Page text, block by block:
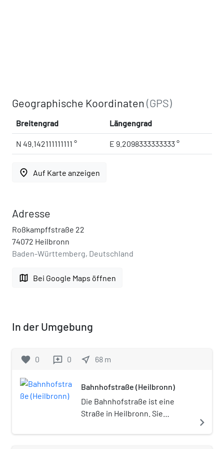
Geographische Koordinaten(GPS)
Breitengrad Längengrad
N 49.142111111111 ° E 9.2098333333333 °
place Auf Karte anzeigen
Adresse
Roßkampffstraße 22
74072 Heilbronn
Baden-Württemberg, Deutschland
map Bei Google Maps öffnen
In der Umgebung
favorite 0 reviews 0 near_me 68 m
Bahnhofstraße (Heilbronn)
Die Bahnhofstraße ist eine
Straße in Heilbronn. Sie
Innenstadt östlich des Neckars
navigate_next